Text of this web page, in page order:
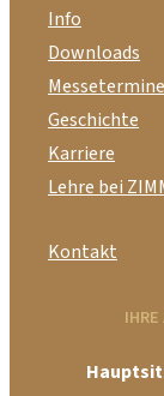
Info
Downloads
Messetermine
Geschichte
Karriere
Lehre bei
Kontakt